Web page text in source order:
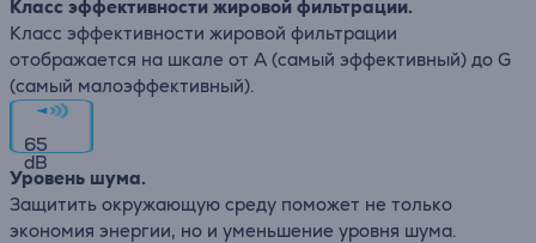
Класс эффективности жировой фильтрации.
Класс эффективности жировой фильтрации
отображается на шкале от А (самый эффективный) до G
(самый малоэффективный).
65
dB
Уровень шума.
Защитить окружающую среду поможет не только
экономия энергии, но и уменьшение уровня шума.